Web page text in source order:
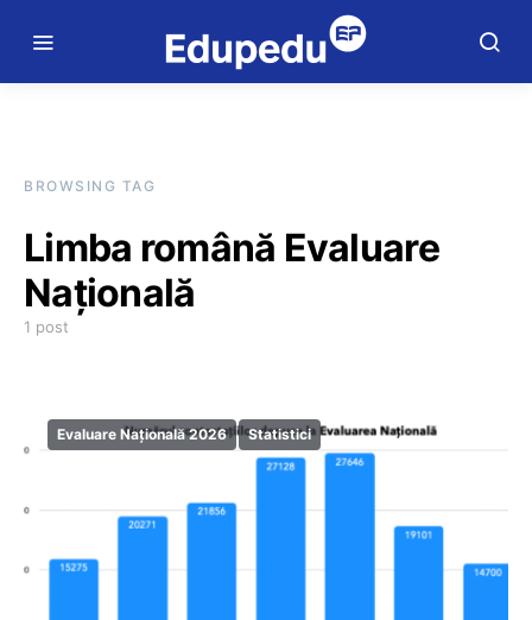
BROWSING TAG
Limba română Evaluare
Națională
1 post
Evaluare Națională 2026 Statistici